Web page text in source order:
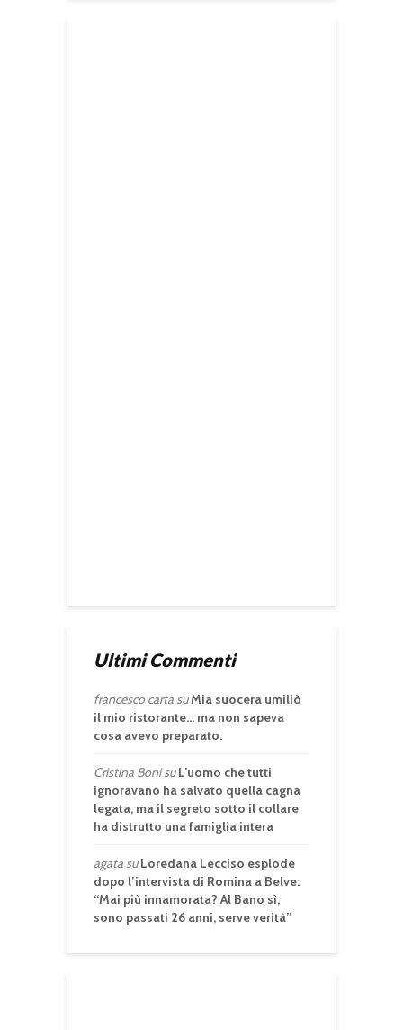
Ultimi Commenti
francesco cartasuMia suocera umiliò
il mio ristorante… ma non sapeva
cosa avevo preparato.
Cristina BonisuL’uomo che tutti
ignoravano ha salvato quella cagna
legata, ma il segreto sotto il collare
ha distrutto una famiglia intera
agatasuLoredana Lecciso esplode
dopo l’intervista di Romina a Belve:
“Mai più innamorata? Al Bano sì,
sono passati 26 anni, serve verità”